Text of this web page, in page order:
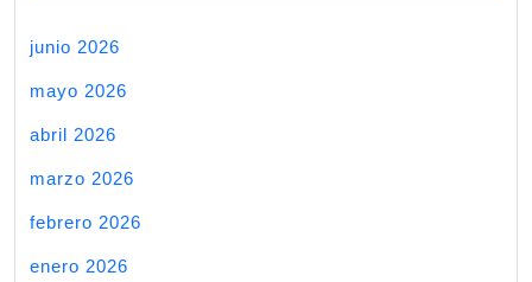
junio 2026
mayo 2026
abril 2026
marzo 2026
febrero 2026
enero 2026